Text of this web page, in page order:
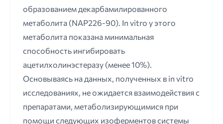
образованием декарбамилированного
метаболита (NAP226-90). In vitro у этого
метаболита показана минимальная
способность ингибировать
ацетилхолинэстеразу (менее 10%).
Основываясь на данных, полученных в in vitro
исследованиях, не ожидается взаимодействия с
препаратами, метаболизирующимися при
помощи следующих изоферментов системы